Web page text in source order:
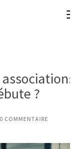
?
0 COMMENTAIRE